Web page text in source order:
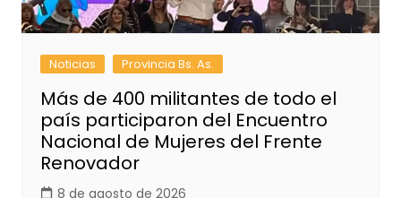
Noticias Provincia Bs. As.
Más de 400 militantes de todo el
país participaron del Encuentro
Nacional de Mujeres del Frente
Renovador
8 de agosto de 2026